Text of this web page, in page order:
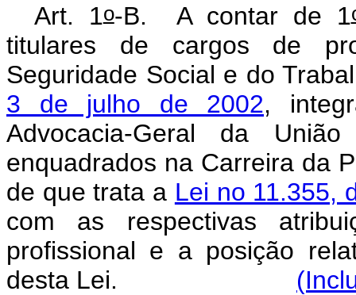
Art. 1o-B.A contar de 1
titulares de cargos de
Seguridade Social e do
3 de julho de 2002,
Advocacia-Geral da
enquadrados na Carreira da
de que trata a Lei no 11.355,
com as respectivas
profissional e a posição
desta Lei.